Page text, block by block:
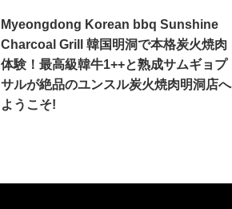
Myeongdong Korean bbq Sunshine
Charcoal Grill 韓国明洞で本格炭火焼肉
体験！最高級韓牛1++と熟成サムギョプ
サルが絶品のユンスル炭火焼肉明洞店へ
ようこそ!